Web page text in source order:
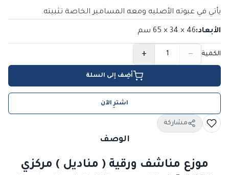
يأتي في عبوته الأصليه ومعه المسامير الخاصة تثبيته.
الأبعاد:
46 × 34 × 65 سم
الكمية −
+
أضِف إلى السلة
اشترِ الآن
مشاركة
الوصف
موزع مناشف ورقية ( مناديل ) مركزي